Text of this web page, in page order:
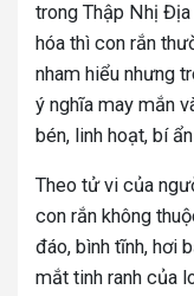
trong Thập Nhị
hóa thì con rắn
nham hiểu nhưng
ý nghĩa may mắn
bén, linh hoạt, bí
Theo tử vi của
con rắn không
đáo, bình tĩnh, hơi
mắt tinh ranh của